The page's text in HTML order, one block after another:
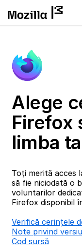
Alege
Firefox
limba ta
Toți merită acces
să fie niciodată o
voluntarilor
Firefox disponibil
Verifică cerințele
Note privind
Cod sursă